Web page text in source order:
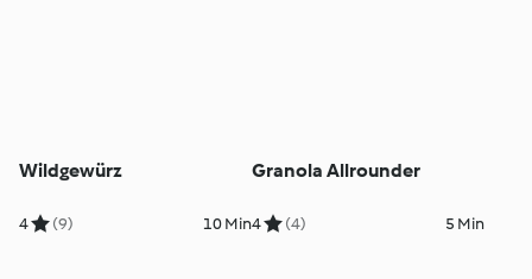
Wildgewürz
4 (9) 10 Min
Granola Allrounder
4 (4) 5 Min